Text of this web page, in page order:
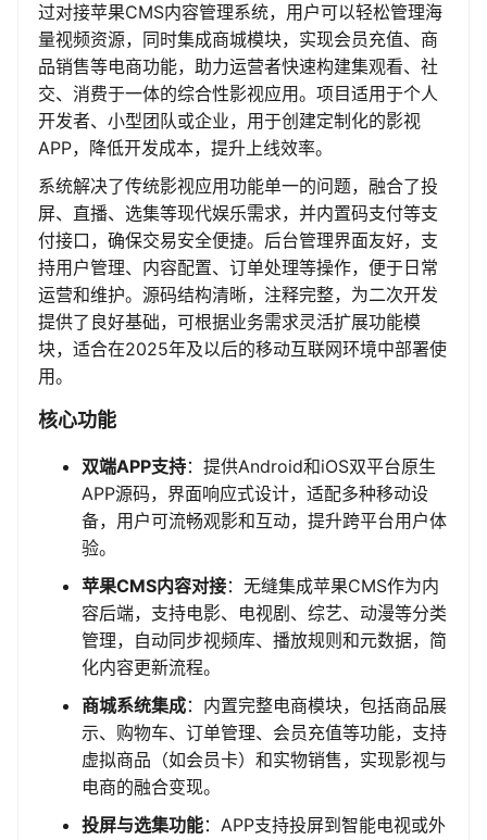
过对接苹果CMS内容管理系统，用户可以轻松管理海
量视频资源，同时集成商城模块，实现会员充值、商
品销售等电商功能，助力运营者快速构建集观看、社
交、消费于一体的综合性影视应用。项目适用于个人
开发者、小型团队或企业，用于创建定制化的影视
APP，降低开发成本，提升上线效率。
系统解决了传统影视应用功能单一的问题，融合了投
屏、直播、选集等现代娱乐需求，并内置码支付等支
付接口，确保交易安全便捷。后台管理界面友好，支
持用户管理、内容配置、订单处理等操作，便于日常
运营和维护。源码结构清晰，注释完整，为二次开发
提供了良好基础，可根据业务需求灵活扩展功能模
块，适合在2025年及以后的移动互联网环境中部署使
用。
核心功能
双端APP支持：提供Android和iOS双平台原生
APP源码，界面响应式设计，适配多种移动设
备，用户可流畅观影和互动，提升跨平台用户体
验。
苹果CMS内容对接：无缝集成苹果CMS作为内
容后端，支持电影、电视剧、综艺、动漫等分类
管理，自动同步视频库、播放规则和元数据，简
化内容更新流程。
商城系统集成：内置完整电商模块，包括商品展
示、购物车、订单管理、会员充值等功能，支持
虚拟商品（如会员卡）和实物销售，实现影视与
电商的融合变现。
投屏与选集功能：APP支持投屏到智能电视或外